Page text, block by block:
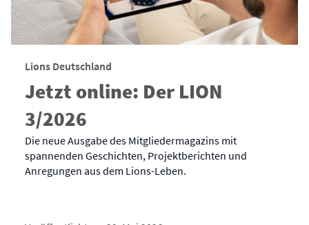
Lions Deutschland
Jetzt online: Der LION
3/2026
Die neue Ausgabe des Mitgliedermagazins mit
spannenden Geschichten, Projektberichten und
Anregungen aus dem Lions-Leben.